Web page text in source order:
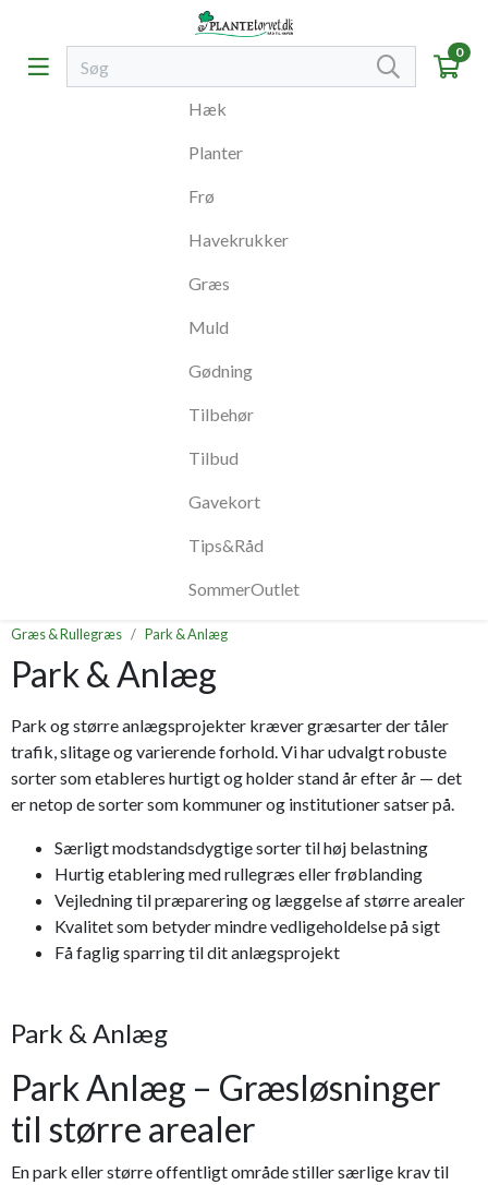
0
Hæk
Planter
Frø
Havekrukker
Græs
Muld
Gødning
Tilbehør
Tilbud
Gavekort
Tips&Råd
SommerOutlet
Græs & Rullegræs Park & Anlæg
Park & Anlæg
Park og større anlægsprojekter kræver græsarter der tåler
trafik, slitage og varierende forhold. Vi har udvalgt robuste
sorter som etableres hurtigt og holder stand år efter år — det
er netop de sorter som kommuner og institutioner satser på.
Særligt modstandsdygtige sorter til høj belastning
Hurtig etablering med rullegræs eller frøblanding
Vejledning til præparering og læggelse af større arealer
Kvalitet som betyder mindre vedligeholdelse på sigt
Få faglig sparring til dit anlægsprojekt
Park & Anlæg
Park Anlæg – Græsløsninger
til større arealer
En park eller større offentligt område stiller særlige krav til